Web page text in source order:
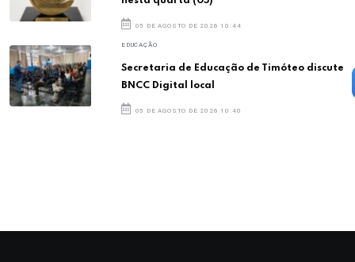
05 DE AGOSTO DE 2026 10:44
EDUCAÇÃO
Secretaria de Educação de Timóteo discute
BNCC Digital local
05 DE AGOSTO DE 2026 10:40